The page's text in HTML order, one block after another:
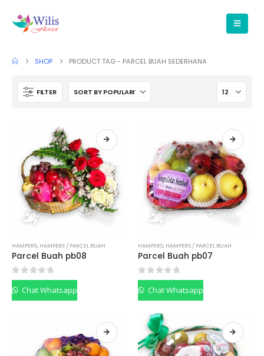
SHOP PRODUCT TAG - PARCEL BUAH SEDERHANA
FILTER
HAMPERS, HAMPERS / PARCEL BUAH
Parcel Buah pb08
0out of 5
Chat Whatsapp
HAMPERS, HAMPERS / PARCEL BUAH
Parcel Buah pb07
0out of 5
Chat Whatsapp